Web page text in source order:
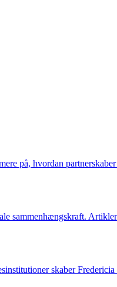
på, hvordan
sammenhængskraft.
skaber